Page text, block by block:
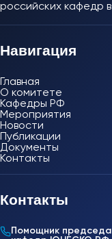
российских кафедр
Навигация
Главная
О комитете
Кафедры РФ
Мероприятия
Новости
Публикации
Документы
Контакты
Контакты
Помощник